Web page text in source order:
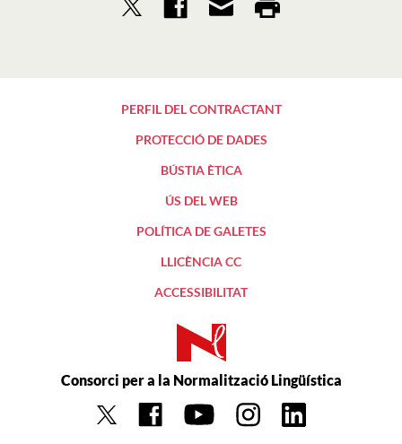
PERFIL DEL CONTRACTANT
PROTECCIÓ DE DADES
BÚSTIA ÈTICA
ÚS DEL WEB
POLÍTICA DE GALETES
LLICÈNCIA CC
ACCESSIBILITAT
Consorci per a la Normalització Lingüística